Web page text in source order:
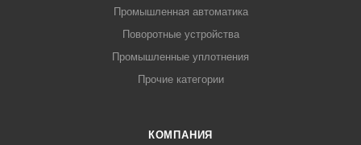
Промышленная автоматика
Поворотные устройства
Промышленные уплотнения
Прочие категории
КОМПАНИЯ